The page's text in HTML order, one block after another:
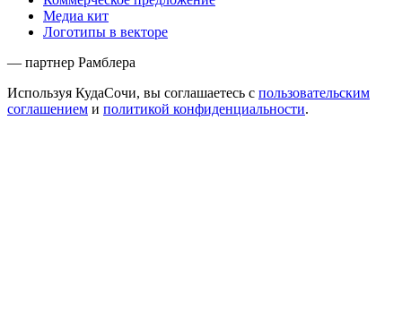
Медиа кит
Логотипы в векторе
— партнер Рамблера
Используя КудаСочи, вы соглашаетесь с пользовательским
соглашением и политикой конфиденциальности.